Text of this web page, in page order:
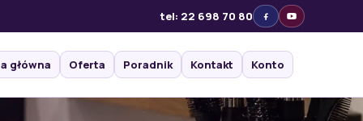
tel: 22 698 70 80
główna Oferta Poradnik Kontakt Konto